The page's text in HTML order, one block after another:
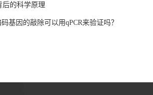
后的科学原理
基因的敲除可以用qPCR来验证吗？